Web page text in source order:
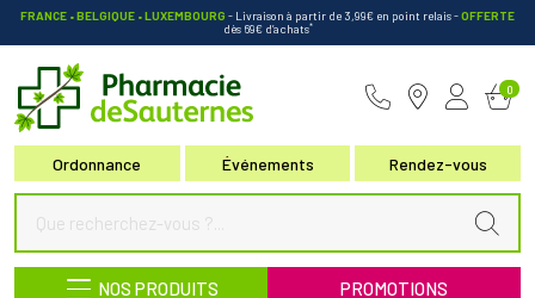
FRANCE • BELGIQUE • LUXEMBOURG - Livraison à partir de 3,99€ en point relais-OFFERTE
dès 69€ d’achats*
Ordonnance Événements Rendez-vous
0
NOS PRODUITS PROMOTIONS